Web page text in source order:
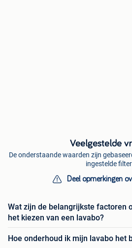
Veelgestelde
De onderstaande waarden zijn
ingestelde
Deel opmerkingen
Wat zijn de belangrijkste factoren
het kiezen van een lavabo?
Hoe onderhoud ik mijn lavabo het